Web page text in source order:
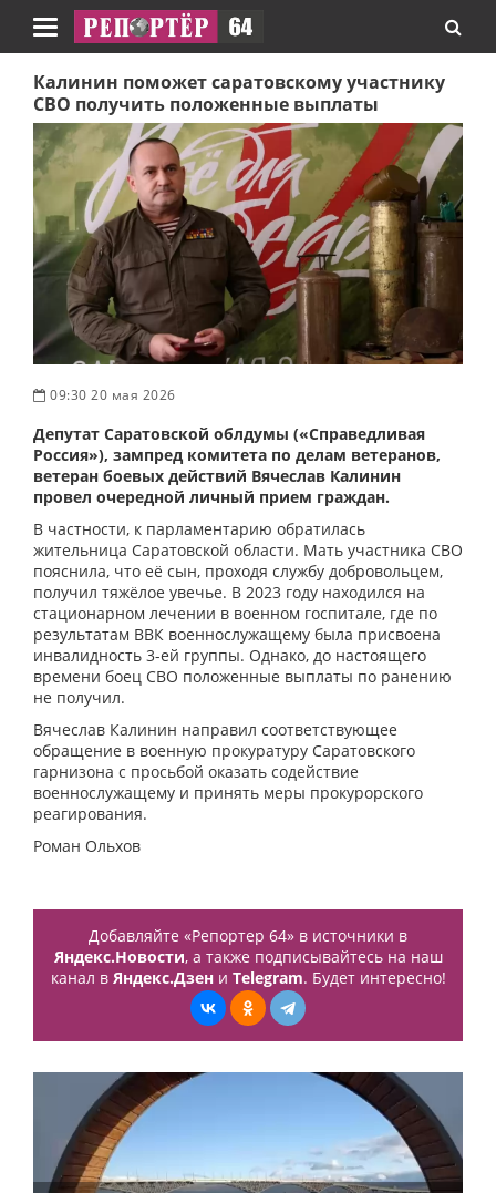
Навигация
Калинин поможет саратовскому участнику
СВО получить положенные выплаты
09:30 20 мая 2026
Депутат Саратовской облдумы («Справедливая
Россия»), зампред комитета по делам ветеранов,
ветеран боевых действий Вячеслав Калинин
провел очередной личный прием граждан.
В частности, к парламентарию обратилась
жительница Саратовской области. Мать участника СВО
пояснила, что её сын, проходя службу добровольцем,
получил тяжёлое увечье. В 2023 году находился на
стационарном лечении в военном госпитале, где по
результатам ВВК военнослужащему была присвоена
инвалидность 3-ей группы. Однако, до настоящего
времени боец СВО положенные выплаты по ранению
не получил.
Вячеслав Калинин направил соответствующее
обращение в военную прокуратуру Саратовского
гарнизона с просьбой оказать содействие
военнослужащему и принять меры прокурорского
реагирования.
Роман Ольхов
Добавляйте «Репортер 64» в источники в
Яндекс.Новости, а также подписывайтесь на наш
канал в Яндекс.Дзени Telegram. Будет интересно!